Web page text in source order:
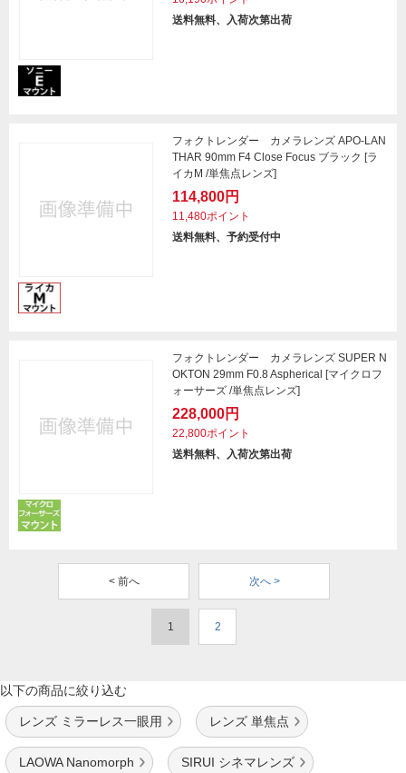
送料無料、入荷次第出荷
フォクトレンダー カメラレンズ APO-LAN
THAR 90mm F4 Close Focus ブラック [ラ
イカM /単焦点レンズ]
114,800円
11,480ポイント
送料無料、予約受付中
フォクトレンダー カメラレンズ SUPER N
OKTON 29mm F0.8 Aspherical [マイクロフ
ォーサーズ /単焦点レンズ]
228,000円
22,800ポイント
送料無料、入荷次第出荷
< 前へ 次へ >
1 2
以下の商品に絞り込む
レンズ ミラーレス一眼用 レンズ 単焦点
LAOWA Nanomorph SIRUI シネマレンズ